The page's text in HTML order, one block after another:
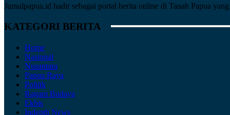
Jurnalpapua.id hadir sebagai portal berita online di Tanah Papua
KATEGORI BERITA
Home
Nasional
Nusantara
Papua Raya
Politik
Ragam Budaya
Ekbis
Indepth News